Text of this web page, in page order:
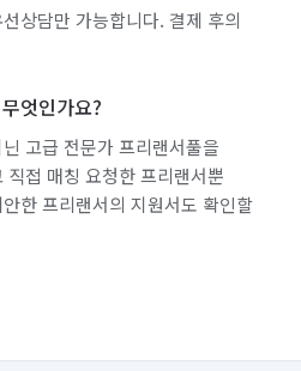
상담만 가능합니다. 결제 후의
엇인가요?
고급 전문가 프리랜서풀을
접 매칭 요청한 프리랜서뿐
한 프리랜서의 지원서도 확인할